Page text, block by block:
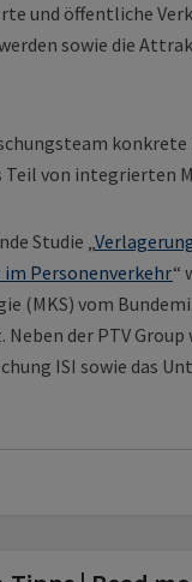
und öffentliche
sowie die
von integrierten
Studie „
Personenverkehr“
(MKS) vom
der PTV
ISI sowie das